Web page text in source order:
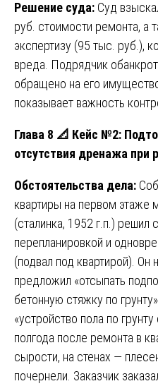
Решение суда: Суд
руб. стоимости ремонта, а
экспертизу (95 тыс. руб.),
вреда. Подрядчик
обращено на его
показывает важность
Глава 8 📐 Кейс №2:
отсутствия дренажа при
Обстоятельства дела:
квартиры на первом этаже
(сталинка, 1952 г.п.) решил
перепланировкой и
(подвал под квартирой). Он
предложил «отсыпать
бетонную стяжку по
«устройство пола по
полгода после ремонта в
сырости, на стенах —
почернели. Заказчик